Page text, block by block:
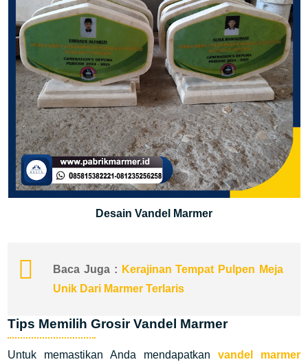
Desain Vandel Marmer
Baca Juga : Kerajinan Tempat Pulpen Meja
Unik Dari Marmer Terlaris
Tips Memilih Grosir Vandel Marmer
Untuk memastikan Anda mendapatkan vandel marmer